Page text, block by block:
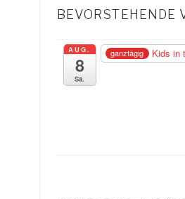
BEVORSTEHENDE
AUG.
8
Sa.
ganztägig Kids in